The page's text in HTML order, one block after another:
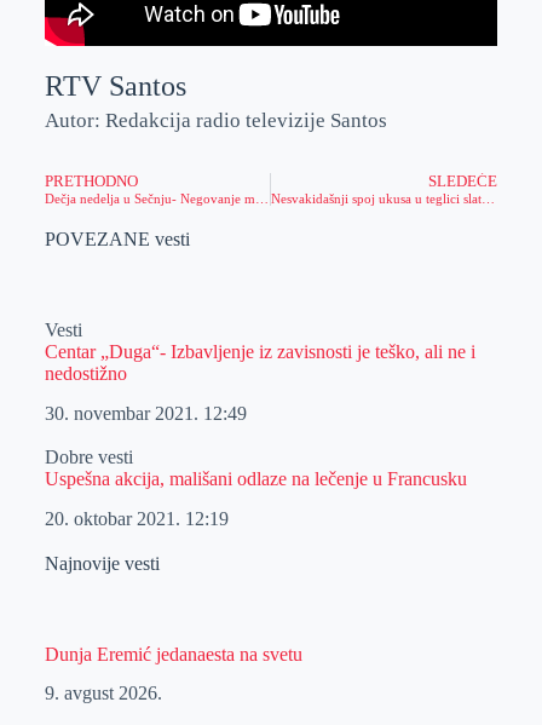
RTV Santos
Autor: Redakcija radio televizije Santos
PRETHODNO SLEDEĆE
POVEZANE vesti
Vesti
Centar „Duga“- Izbavljenje iz zavisnosti je teško, ali ne i
nedostižno
30. novembar 2021. 12:49
Dobre vesti
Uspešna akcija, mališani odlaze na lečenje u Francusku
20. oktobar 2021. 12:19
Najnovije vesti
Dunja Eremić jedanaesta na svetu
9. avgust 2026.